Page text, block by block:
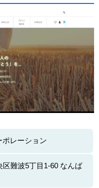
レーション
区難波5丁目1-60 なんば